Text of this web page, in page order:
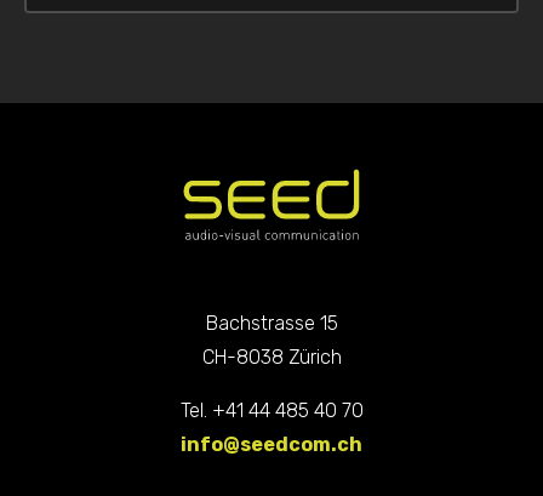
Bachstrasse 15
CH-8038 Zürich
Tel. +41 44 485 40 70
info@seedcom.ch